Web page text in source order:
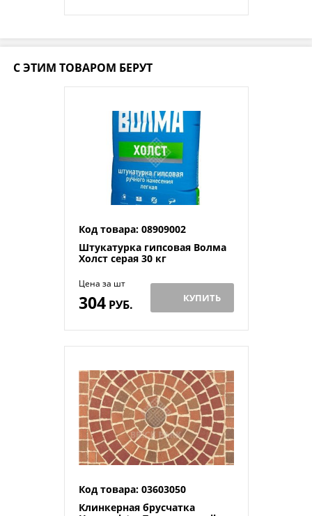
С ЭТИМ ТОВАРОМ БЕРУТ
Код товара: 08909002
Штукатурка гипсовая Волма
Холст серая 30 кг
Цена за шт
304РУБ. КУПИТЬ
Код товара: 03603050
Клинкерная брусчатка